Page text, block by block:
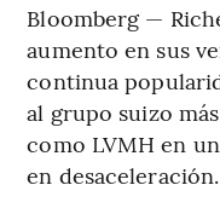
Bloomberg —
aumento en sus
continua
al grupo suizo
como LVMH en
en desaceleración.